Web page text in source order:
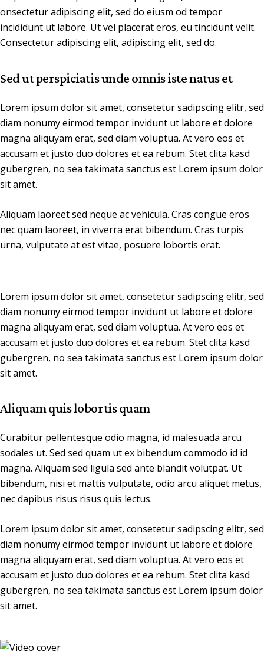
onsectetur adipiscing elit, sed do eiusm od tempor
incididunt ut labore. Ut vel placerat eros, eu tincidunt velit.
Consectetur adipiscing elit, adipiscing elit, sed do.
Sed ut perspiciatis unde omnis iste natus et
Lorem ipsum dolor sit amet, consetetur sadipscing elitr, sed
diam nonumy eirmod tempor invidunt ut labore et dolore
magna aliquyam erat, sed diam voluptua. At vero eos et
accusam et justo duo dolores et ea rebum. Stet clita kasd
gubergren, no sea takimata sanctus est Lorem ipsum dolor
sit amet.
Aliquam laoreet sed neque ac vehicula. Cras congue eros
nec quam laoreet, in viverra erat bibendum. Cras turpis
urna, vulputate at est vitae, posuere lobortis erat.
Lorem ipsum dolor sit amet, consetetur sadipscing elitr, sed
diam nonumy eirmod tempor invidunt ut labore et dolore
magna aliquyam erat, sed diam voluptua. At vero eos et
accusam et justo duo dolores et ea rebum. Stet clita kasd
gubergren, no sea takimata sanctus est Lorem ipsum dolor
sit amet.
Aliquam quis lobortis quam
Curabitur pellentesque odio magna, id malesuada arcu
sodales ut. Sed sed quam ut ex bibendum commodo id id
magna. Aliquam sed ligula sed ante blandit volutpat. Ut
bibendum, nisi et mattis vulputate, odio arcu aliquet metus,
nec dapibus risus risus quis lectus.
Lorem ipsum dolor sit amet, consetetur sadipscing elitr, sed
diam nonumy eirmod tempor invidunt ut labore et dolore
magna aliquyam erat, sed diam voluptua. At vero eos et
accusam et justo duo dolores et ea rebum. Stet clita kasd
gubergren, no sea takimata sanctus est Lorem ipsum dolor
sit amet.